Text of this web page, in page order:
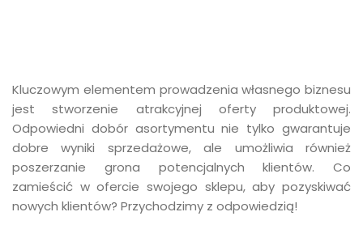
Kluczowym elementem prowadzenia własnego biznesu
jest stworzenie atrakcyjnej oferty produktowej.
Odpowiedni dobór asortymentu nie tylko gwarantuje
dobre wyniki sprzedażowe, ale umożliwia również
poszerzanie grona potencjalnych klientów. Co
zamieścić w ofercie swojego sklepu, aby pozyskiwać
nowych klientów? Przychodzimy z odpowiedzią!